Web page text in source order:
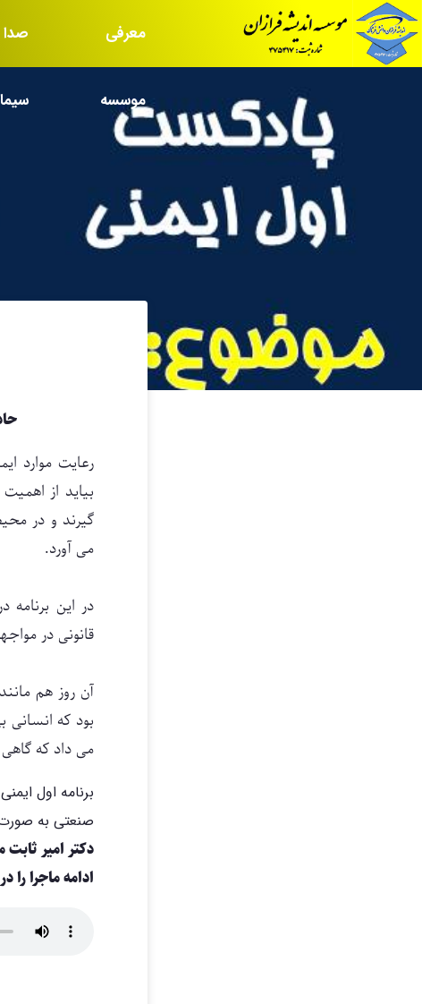
معرفی
موسسه
صدا
سیما
رعایت موارد
بیاید از
گیرند و در
می آورد.
در این برنامه
قانونی در
آن روز هم
بود که
می داد که
صنعتی به صورت
دکتر امیر
ادامه ماجرا را